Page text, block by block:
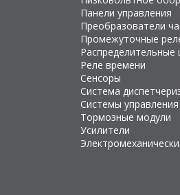
Панели управления
Преобразователи
Промежуточные
Реле времени
Сенсоры
Система
Системы
Тормозные модули
Усилители